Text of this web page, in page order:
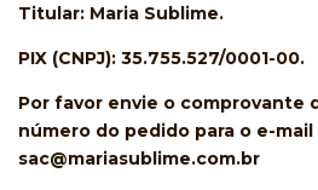
Titular: Maria Sublime.
PIX (CNPJ): 35.755.527/0001-00.
Por favor envie o comprovante
número do pedido para o e-mail
sac@mariasublime.com.br